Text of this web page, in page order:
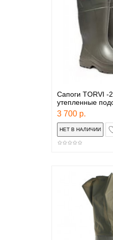
Сапоги TORVI -
утепленные
3 700 р.